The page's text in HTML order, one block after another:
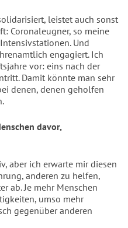
leistet auch sonst
Coronaleugner, so meine
Und
engagiert. Ich
vor: eins nach der
Damit könnte man sehr
denen, denen geholfen
davor,
aber ich erwarte mir diesen
anderen zu helfen,
ab. Je mehr Menschen
umso mehr
gegenüber anderen